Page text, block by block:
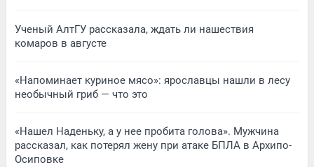
Ученый АлтГУ рассказала, ждать ли нашествия
комаров в августе
«Напоминает куриное мясо»: ярославцы нашли в лесу
необычный гриб — что это
«Нашел Наденьку, а у нее пробита голова». Мужчина
рассказал, как потерял жену при атаке БПЛА в Архипо-
Осиповке